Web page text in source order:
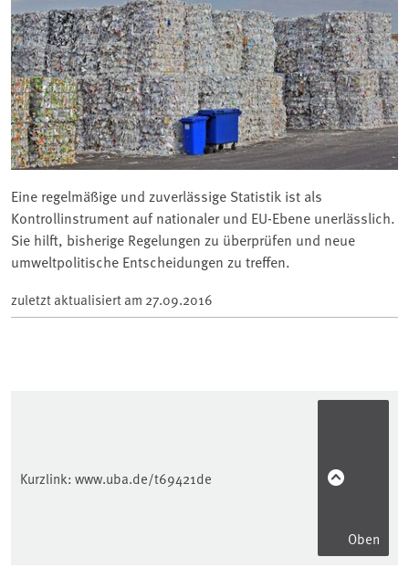
Eine regelmäßige und zuverlässige Statistik ist als
Kontrollinstrument auf nationaler und EU-Ebene unerlässlich.
Sie hilft, bisherige Regelungen zu überprüfen und neue
umweltpolitische Entscheidungen zu treffen.
zuletzt aktualisiert am 27.09.2016
Kurzlink: www.uba.de/t69421de
Oben